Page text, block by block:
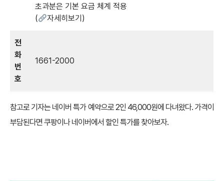
초과분은 기본 요금 체계 적용
(
자세히보기 )
전
화
번
호
1661-2000
참고로 기자는 네이버 특가 예약으로 2인 46,000원에 다녀왔다. 가격이
부담된다면 쿠팡이나 네이버에서 할인 특가를 찾아보자.